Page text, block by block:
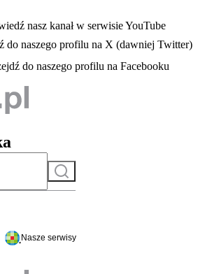
- otwiera się w nowej karcie
nasz kanał w serwisie YouTube
nowej karcie
do naszego profilu na X (dawniej Twitter)
- otwiera się w nowej karcie
do naszego profilu na Facebooku
Szukaj
do serwisu
Nasze serwisy